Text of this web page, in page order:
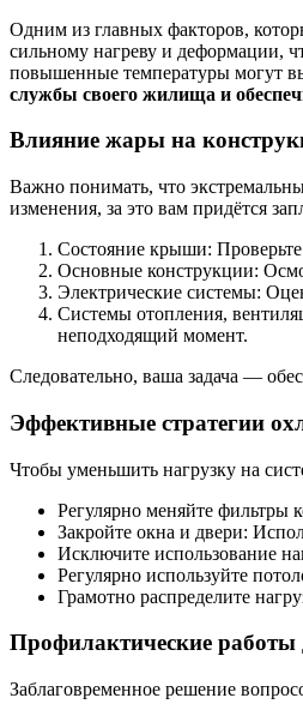
Одним из главных факторов,
сильному нагреву и деформации,
повышенные температуры могут
службы своего жилища и
Влияние жары на
Важно понимать, что
изменения, за это вам придётся
Состояние крыши:
Основные конструкции:
Электрические системы:
Системы отопления,
неподходящий момент.
Следовательно, ваша задача —
Эффективные стратегии
Чтобы уменьшить нагрузку на
Регулярно меняйте фильтры
Закройте окна и двери:
Исключите использование
Регулярно используйте
Грамотно распределите
Профилактические
Заблаговременное решение